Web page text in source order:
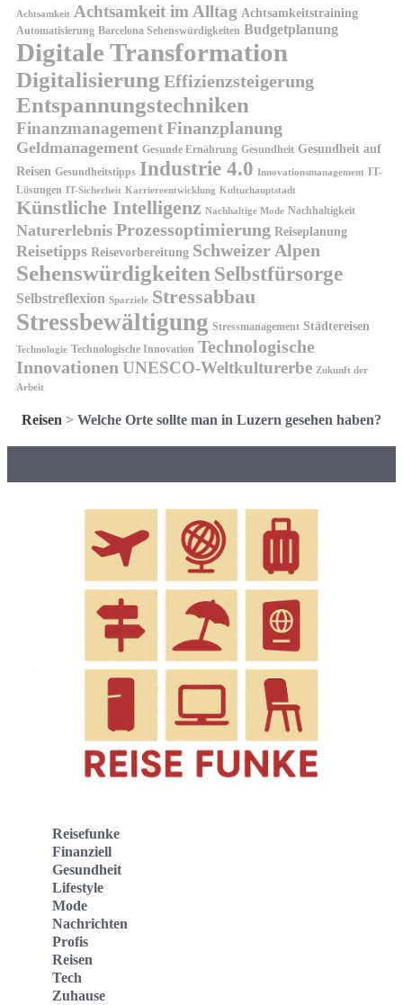
Achtsamkeit Achtsamkeit im Alltag Achtsamkeitstraining
Automatisierung Barcelona Sehenswürdigkeiten Budgetplanung
Digitale Transformation
Digitalisierung Effizienzsteigerung
Entspannungstechniken
FinanzmanagementFinanzplanung
Geldmanagement Gesunde Ernährung Gesundheit Gesundheit auf
Reisen Gesundheitstipps Industrie 4.0 Innovationsmanagement IT-
Lösungen IT-Sicherheit Karriereentwicklung Kulturhauptstadt
Künstliche Intelligenz Nachhaltige Mode Nachhaltigkeit
Naturerlebnis Prozessoptimierung Reiseplanung
Reisetipps Reisevorbereitung Schweizer Alpen
Sehenswürdigkeiten Selbstfürsorge
Selbstreflexion Sparziele Stressabbau
Stressbewältigung Stressmanagement Städtereisen
Technologie Technologische Innovation Technologische
Innovationen UNESCO-Weltkulturerbe Zukunft der
Arbeit
Reisen > Welche Orte sollte man in Luzern gesehen haben?
Reisefunke
Finanziell
Gesundheit
Lifestyle
Mode
Nachrichten
Profis
Reisen
Tech
Zuhause